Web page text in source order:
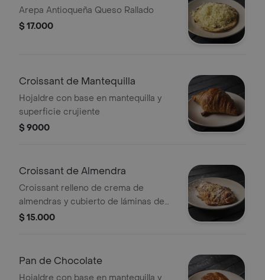
Arepa Antioqueña Queso Rallado
$ 17.000
Croissant de Mantequilla
Hojaldre con base en mantequilla y
superficie crujiente
$ 9000
Croissant de Almendra
Croissant relleno de crema de
almendras y cubierto de láminas de
almendras
$ 15.000
Pan de Chocolate